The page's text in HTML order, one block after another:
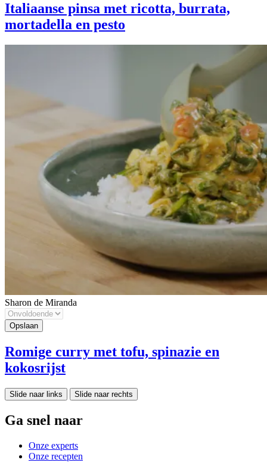
Italiaanse pinsa met ricotta, burrata,
mortadella en pesto
Sharon de Miranda
Romige curry met tofu, spinazie en
kokosrijst
Slide naar links Slide naar rechts
Ga snel naar
Onze experts
Onze recepten